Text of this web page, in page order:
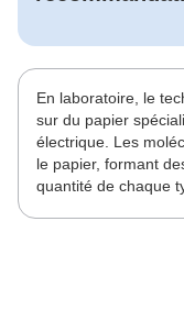
En laboratoire, le
sur du papier
électrique. Les
le papier, formant
quantité de chaque